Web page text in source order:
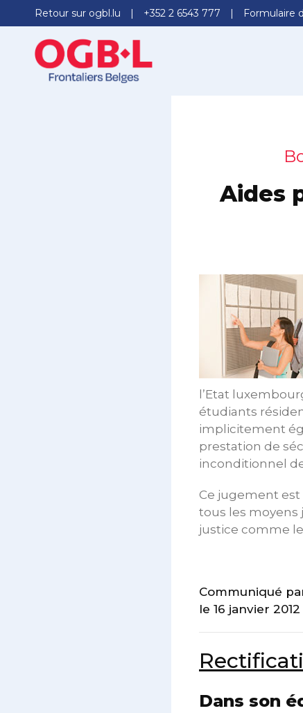
Retour sur ogbl.lu +352 2 6543 777 Formulaire
Aides
l’Etat
étudiants
implicitement
prestation de
inconditionnel
Ce jugement
tous les moyens
justice comme
Communiqué
le 16 janvier 2012
Dans son